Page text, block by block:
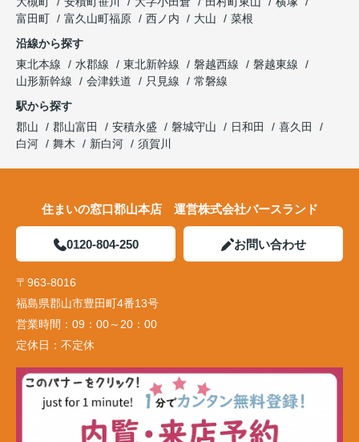
富田町
富久山町福原 西ノ内 大山
菜根
沿線から探す
東北本線
水郡線 東北新幹線 磐越西線
磐越東線
山形新幹線
会津鉄道 只見線
常磐線
駅から探す
郡山
郡山富田 安積永盛 磐城守山 日和田
喜久田
白河
舞木 新白河 須賀川
住まいの窓口郡山本店 運営株式会社バースランド
0120-804-250 お問い合わせ
〒963-8016
福島県郡山市豊田町4番13号
営業時間： 09：00～20：00
定休日： 不定休